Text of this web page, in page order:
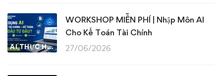
AI THỰC HÀNH
WORKSHOP MIỄN PHÍ | Nhập Môn AI
Cho Kế Toán Tài Chính
27/06/2026